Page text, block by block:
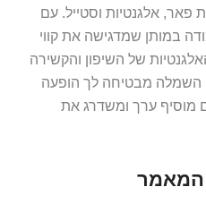
אלגנטיות וסטייל. עם
במותן שמדגישה את קווי
של השיפון והקשירה
השמלה מבטיחה לך הופעה
מוסיף ערך ומשדרג את
המאמר